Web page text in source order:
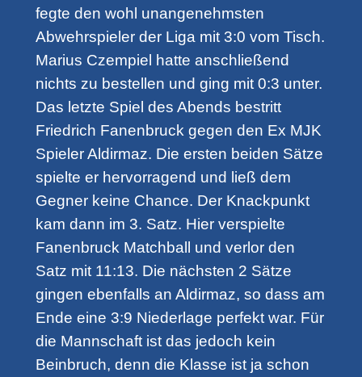
fegte den wohl unangenehmsten
Abwehrspieler der Liga mit 3:0 vom Tisch.
Marius Czempiel hatte anschließend
nichts zu bestellen und ging mit 0:3 unter.
Das letzte Spiel des Abends bestritt
Friedrich Fanenbruck gegen den Ex MJK
Spieler Aldirmaz. Die ersten beiden Sätze
spielte er hervorragend und ließ dem
Gegner keine Chance. Der Knackpunkt
kam dann im 3. Satz. Hier verspielte
Fanenbruck Matchball und verlor den
Satz mit 11:13. Die nächsten 2 Sätze
gingen ebenfalls an Aldirmaz, so dass am
Ende eine 3:9 Niederlage perfekt war. Für
die Mannschaft ist das jedoch kein
Beinbruch, denn die Klasse ist ja schon